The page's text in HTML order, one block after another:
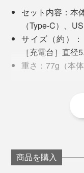
の論文で実証され
歯の代替材（※）を
で、それぞれブラ
菌）の培地に12時
バッテリー残量がひと目で
株式会社シケン（
独自技術で「棒状
1981年、棒状の
た歯ブラシ、『
効果や磨きやすさ
『SOLADEY』の
① まずは、半導体
ON。歯磨き粉はな
かれて、 電動磨き
した。これが、た
振動に任せている
目で分かるのが、
セット内容：本
（Type-C）、
サイズ（約）
［充電台］直径
重さ：77g（本体
毛の硬さ：やわ
耐熱温度：60℃
約26,000回／分
商品を購入